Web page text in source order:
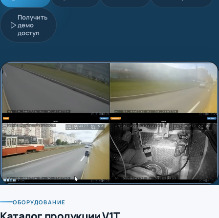
Получить
демо
доступ
Каталог продукции V1T